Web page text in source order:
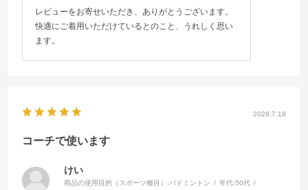
レビューをお寄せいただき、ありがとうございます。
快適にご着用いただけているとのこと、うれしく思い
ます。
2026.7.18
コーチで使います
けい
商品の使用目的（スポーツ種目）:バドミントン 年代:50代